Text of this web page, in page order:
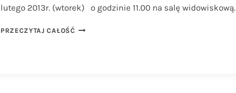
lutego 2013r. (wtorek) o godzinie 11.00 na salę widowiskową.
PRZECZYTAJ CAŁOŚĆ WARSZTATY